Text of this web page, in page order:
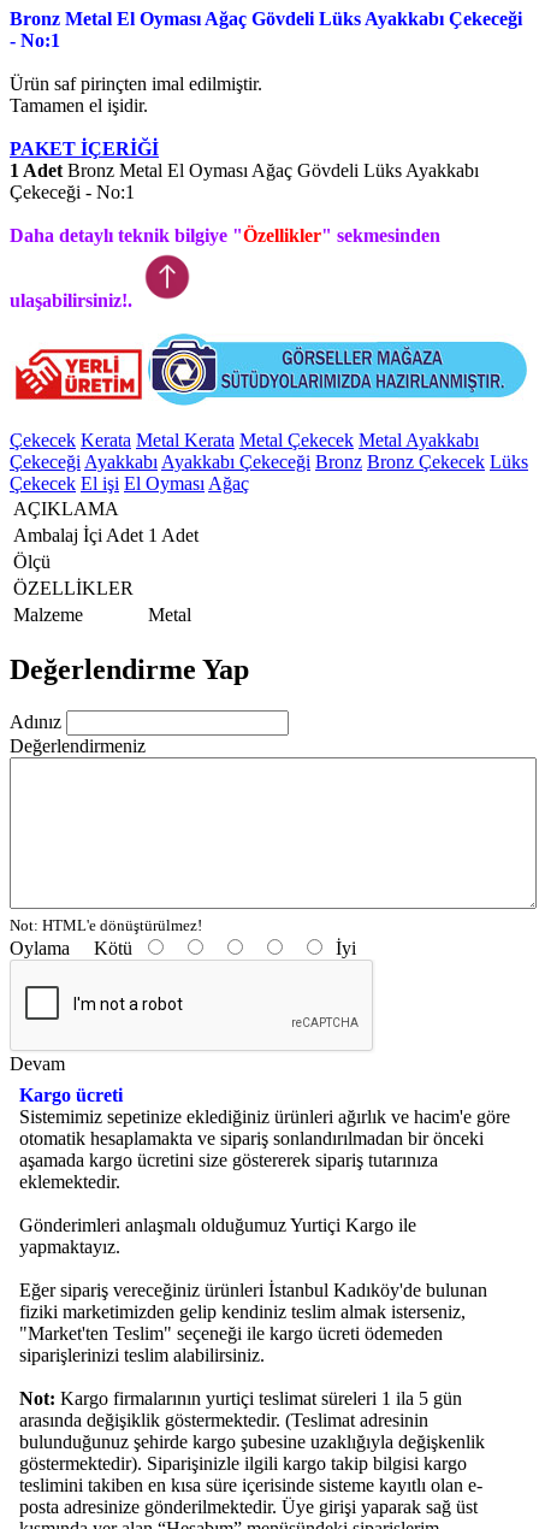
Bronz Metal El Oyması Ağaç Gövdeli Lüks Ayakkabı Çekeceği
- No:1
Ürün saf pirinçten imal edilmiştir.
Tamamen el işidir.
PAKET İÇERİĞİ
1 Adet Bronz Metal El Oyması Ağaç Gövdeli Lüks Ayakkabı
Çekeceği - No:1
Daha detaylı teknik bilgiye "Özellikler" sekmesinden
ulaşabilirsiniz!.
Çekecek Kerata Metal Kerata Metal Çekecek Metal Ayakkabı
Çekeceği Ayakkabı Ayakkabı Çekeceği Bronz Bronz Çekecek Lüks
Çekecek El işi El Oyması Ağaç
AÇIKLAMA
Ambalaj İçi Adet 1 Adet
Ölçü
ÖZELLİKLER
Malzeme
Metal
Değerlendirme Yap
Adınız
Değerlendirmeniz
Not: HTML'e dönüştürülmez!
Oylama Kötü İyi
Devam